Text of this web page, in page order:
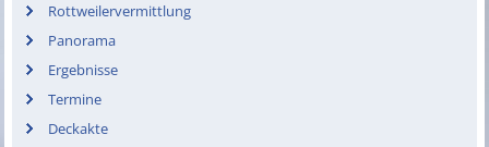
Rottweilervermittlung
Panorama
Ergebnisse
Termine
Deckakte